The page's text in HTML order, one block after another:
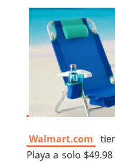
Walmart.com
Playa a solo